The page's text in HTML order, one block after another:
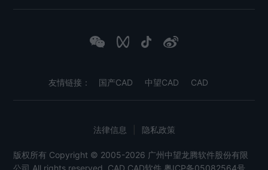
友情链接： 国产CAD 中望CAD CAD
版权所有 Copyright © 2005-2026 广州中望龙腾软件股份有限
公司 All rights reserved. CAD CAD软件 粤ICP备05082564号
法律信息 隐私政策